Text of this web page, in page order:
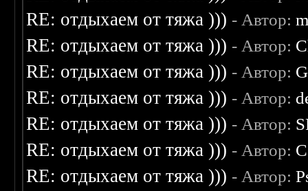
RE: отдыхаем от тяжа ))) - Автор:
RE: отдыхаем от тяжа ))) - Автор:
RE: отдыхаем от тяжа ))) - Автор:
RE: отдыхаем от тяжа ))) - Автор:
RE: отдыхаем от тяжа ))) - Автор:
RE: отдыхаем от тяжа ))) - Автор:
RE: отдыхаем от тяжа ))) - Автор: